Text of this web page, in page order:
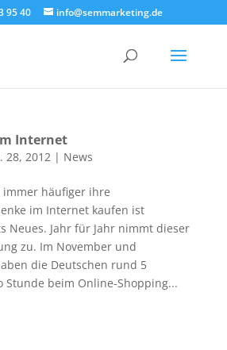
95 40 info@semmarketing.de
Internet
28, 2012| News
immer häufiger ihre
im Internet kaufen ist
Neues. Jahr für Jahr nimmt dieser
zu. Im November und
die Deutschen rund 5
Stunde beim Online-Shopping...